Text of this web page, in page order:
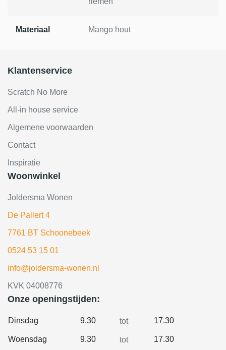
Materiaal Mango hout
Klantenservice
Scratch No More
All-in house service
Algemene voorwaarden
Contact
Inspiratie
Woonwinkel
Joldersma Wonen
De Pallert 4
7761 BT Schoonebeek
0524 53 15 01
info@joldersma-wonen.nl
KVK 04008776
Onze openingstijden:
Dinsdag 9.30 tot 17.30
Woensdag 9.30 tot 17.30